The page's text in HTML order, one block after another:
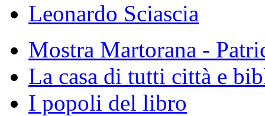
Leonardo Sciascia
Mostra Martorana -
La casa di tutti città e
I popoli del libro